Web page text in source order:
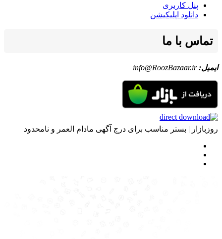
پنل کاربری
دانلود اپلیکیشن
تماس با ما
ایمیل:info@RoozBazaar.ir
روزبازار | بستر مناسب برای درج آگهی مادام العمر و نامحدود